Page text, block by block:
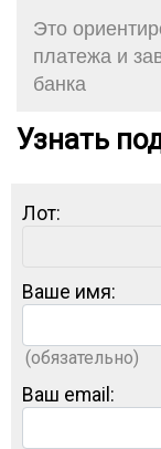
Это
платежа и
банка
Узнать
Лот:
Ваше имя:
(обязательно)
Ваш email: